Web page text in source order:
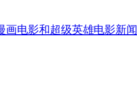
画电影和超级英雄电影新闻